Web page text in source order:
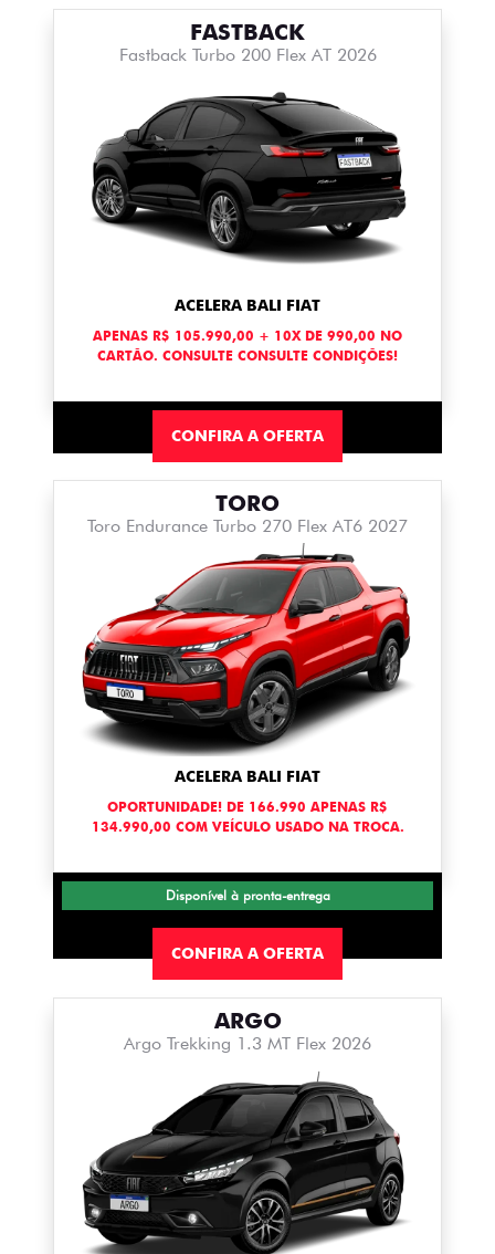
FASTBACK
Fastback Turbo 200 Flex AT 2026
ACELERA BALI FIAT
APENAS R$ 105.990,00 + 10X DE 990,00 NO
CARTÃO. CONSULTE CONSULTE CONDIÇÕES!
CONFIRA A OFERTA
TORO
Toro Endurance Turbo 270 Flex AT6 2027
ACELERA BALI FIAT
OPORTUNIDADE! DE 166.990 APENAS R$
134.990,00 COM VEÍCULO USADO NA TROCA.
Disponível à pronta-entrega
CONFIRA A OFERTA
ARGO
Argo Trekking 1.3 MT Flex 2026